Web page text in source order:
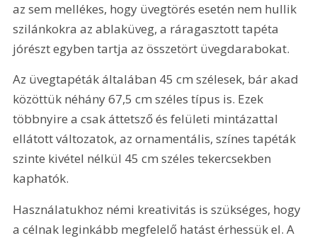
az sem mellékes, hogy üvegtörés esetén nem hullik
szilánkokra az ablaküveg, a ráragasztott tapéta
jórészt egyben tartja az összetört üvegdarabokat.
Az üvegtapéták általában 45 cm szélesek, bár akad
közöttük néhány 67,5 cm széles típus is. Ezek
többnyire a csak áttetsző és felületi mintázattal
ellátott változatok, az ornamentális, színes tapéták
szinte kivétel nélkül 45 cm széles tekercsekben
kaphatók.
Használatukhoz némi kreativitás is szükséges, hogy
a célnak leginkább megfelelő hatást érhessük el. A